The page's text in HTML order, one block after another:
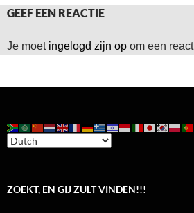
GEEF EEN REACTIE
Je moet ingelogd zijn op om een
ZOEKT, EN GIJ ZULT VINDEN!!!